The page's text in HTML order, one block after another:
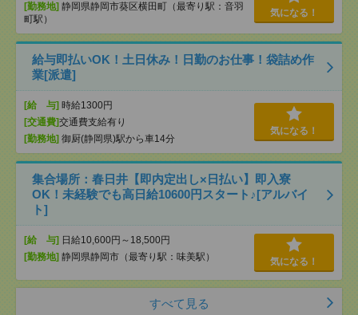
[勤務地] 静岡県静岡市葵区横田町（最寄り駅：音羽
町駅）
気になる！
給与即払いOK！土日休み！日勤のお仕事！袋詰め作
業[派遣]
[給 与] 時給1300円
[交通費]交通費支給有り
[勤務地] 御厨(静岡県)駅から車14分
気になる！
集合場所：春日井【即内定出し×日払い】即入寮
OK！未経験でも高日給10600円スタート♪[アルバイ
ト]
[給 与] 日給10,600円～18,500円
[勤務地] 静岡県静岡市（最寄り駅：味美駅） 気になる！
すべて見る